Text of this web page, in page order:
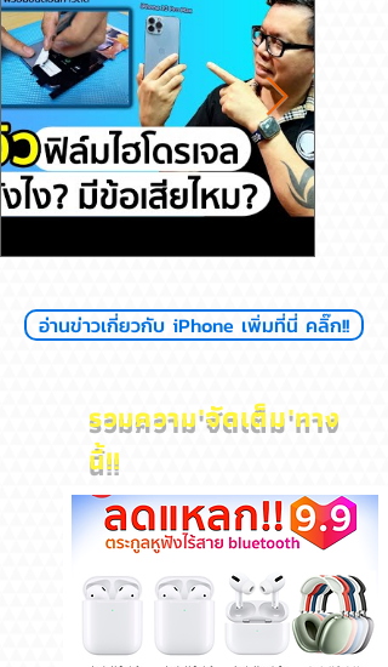
เสียไหม
ไหม?
อ่านข่าวเกี่ยวกับ iPhone เพิ่มที่นี่ คลิ๊ก!!
รวมความ'จัดเต็ม'ทาง
นี้!!